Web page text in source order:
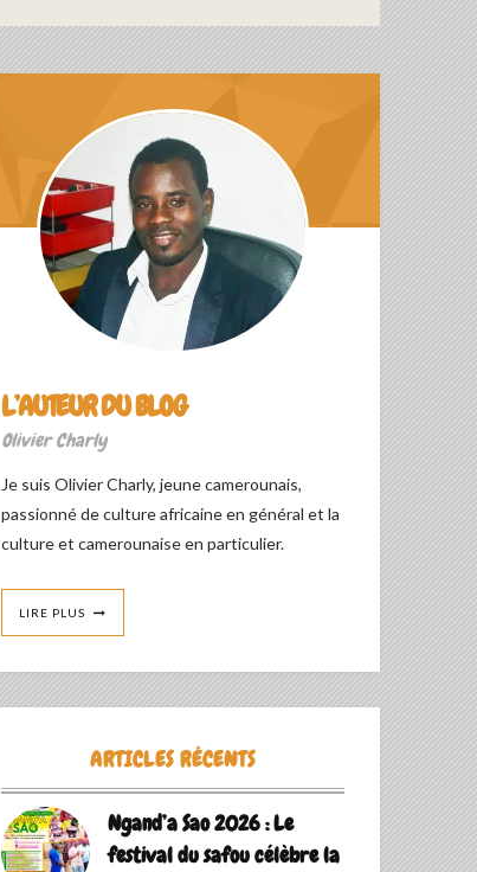
L’AUTEUR DU BLOG
Olivier Charly
Je suis Olivier Charly, jeune camerounais,
passionné de culture africaine en général et la
culture et camerounaise en particulier.
LIRE PLUS
ARTICLES RÉCENTS
Ngand’a Sao 2026 : Le
festival du safou célèbre la